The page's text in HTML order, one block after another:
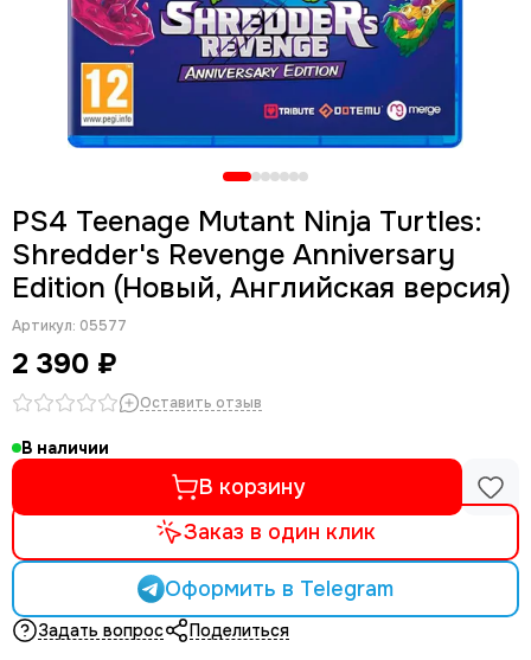
PS4 Teenage Mutant Ninja Turtles:
Shredder's Revenge Anniversary
Edition (Новый, Английская версия)
Артикул: 05577
2 390 ₽
Оставить отзыв
В наличии
В корзину
Заказ в один клик
Оформить в Telegram
Задать вопрос Поделиться